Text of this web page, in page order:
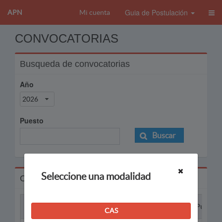
APN Mi cuenta Guia de Postulación
CONVOCATORIAS
Busqueda de convocatorias
Año
2026
Puesto
Buscar
Convocatorias
Puesto
Seleccione una modalidad
CAS